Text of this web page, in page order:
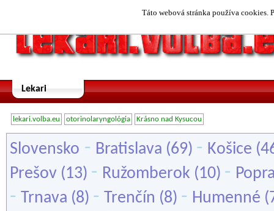
Táto webová stránka používa cookies.
Lekari
lekari.volba.eu otorinolaryngológia Krásno nad Kysucou
Slovensko - Bratislava (69) - Košice
Prešov (13) - Ružomberok (10) -
- Trnava (8) - Trenčín (8) - Humenné